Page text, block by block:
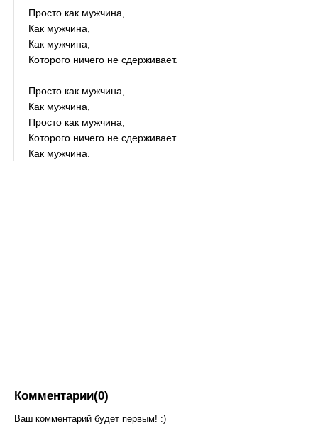
Просто как мужчина,
Как мужчина,
Как мужчина,
Которого ничего не сдерживает.
Просто как мужчина,
Как мужчина,
Просто как мужчина,
Которого ничего не сдерживает.
Как мужчина.
Комментарии(0)
Ваш комментарий будет первым! :)